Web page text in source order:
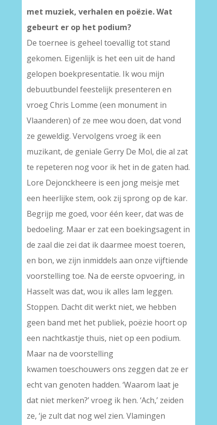
met muziek, verhalen en poëzie. Wat
gebeurt er op het podium?
De toernee is geheel toevallig tot stand
gekomen. Eigenlijk is het een uit de hand
gelopen boekpresentatie. Ik wou mijn
debuutbundel feestelijk presenteren en
vroeg Chris Lomme (een monument in
Vlaanderen) of ze mee wou doen, dat vond
ze geweldig. Vervolgens vroeg ik een
muzikant, de geniale Gerry De Mol, die al zat
te repeteren nog voor ik het in de gaten had.
Lore Dejonckheere is een jong meisje met
een heerlijke stem, ook zij sprong op de kar.
Begrijp me goed, voor één keer, dat was de
bedoeling. Maar er zat een boekingsagent in
de zaal die zei dat ik daarmee moest toeren,
en bon, we zijn inmiddels aan onze vijftiende
voorstelling toe. Na de eerste opvoering, in
Hasselt was dat, wou ik alles lam leggen.
Stoppen. Dacht dit werkt niet, we hebben
geen band met het publiek, poëzie hoort op
een nachtkastje thuis, niet op een podium.
Maar na de voorstelling
kwamen toeschouwers ons zeggen dat ze er
echt van genoten hadden. ‘Waarom laat je
dat niet merken?’ vroeg ik hen. ‘Ach,’ zeiden
ze, ‘je zult dat nog wel zien. Vlamingen